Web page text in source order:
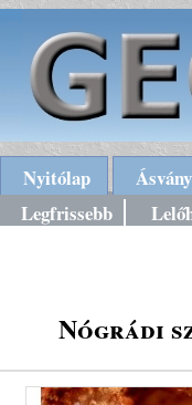
Nyitólap Ásvány
Legfrissebb
Nógrádi